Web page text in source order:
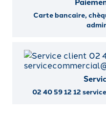
Carte bancaire,
02 40 59 12 12